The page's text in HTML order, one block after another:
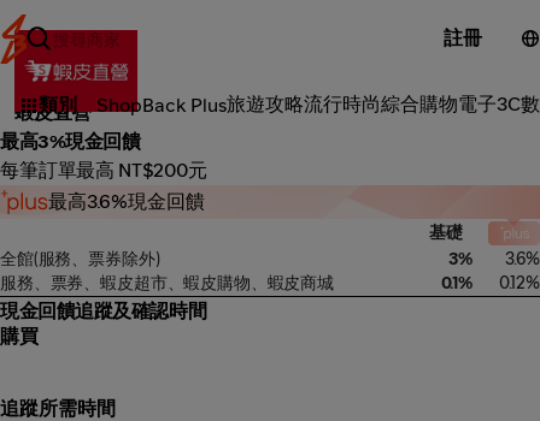
註冊
類別 ShopBack Plus旅遊攻略流行時尚綜合購物電子3C
綜合購物
蝦皮直營
最高3%現金回饋
每筆訂單最高 NT$200元
最高3.6%現金回饋
基礎
全館(服務、票券除外)
3%
3.6%
服務、票券、蝦皮超市、蝦皮購物、蝦皮商城
0.1% 0.12%
現金回饋追蹤及確認時間
購買
追蹤所需時間